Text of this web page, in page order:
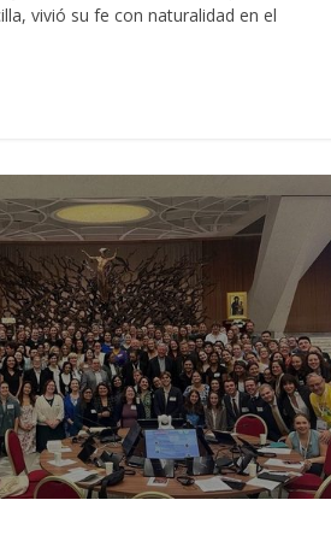
vivió su fe con naturalidad en el